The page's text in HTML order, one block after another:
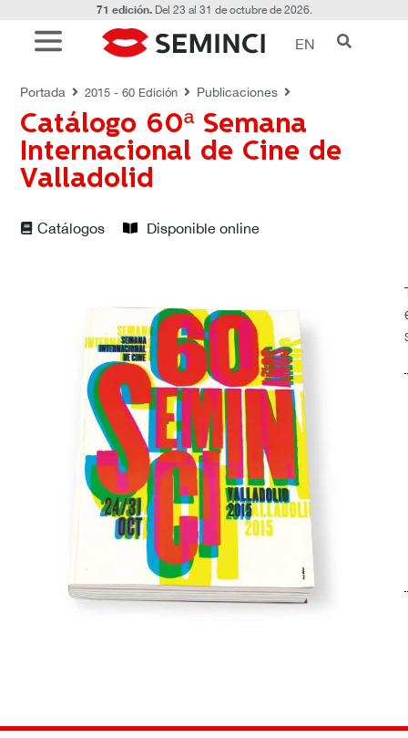
71 edición.Del 23 al 31 de octubre de 2026.
EN
Portada 2015 - 60 Edición Publicaciones
Catálogo 60ª Semana
Internacional de Cine de
Valladolid
Catálogos Disponible online
PUBLICACIONES